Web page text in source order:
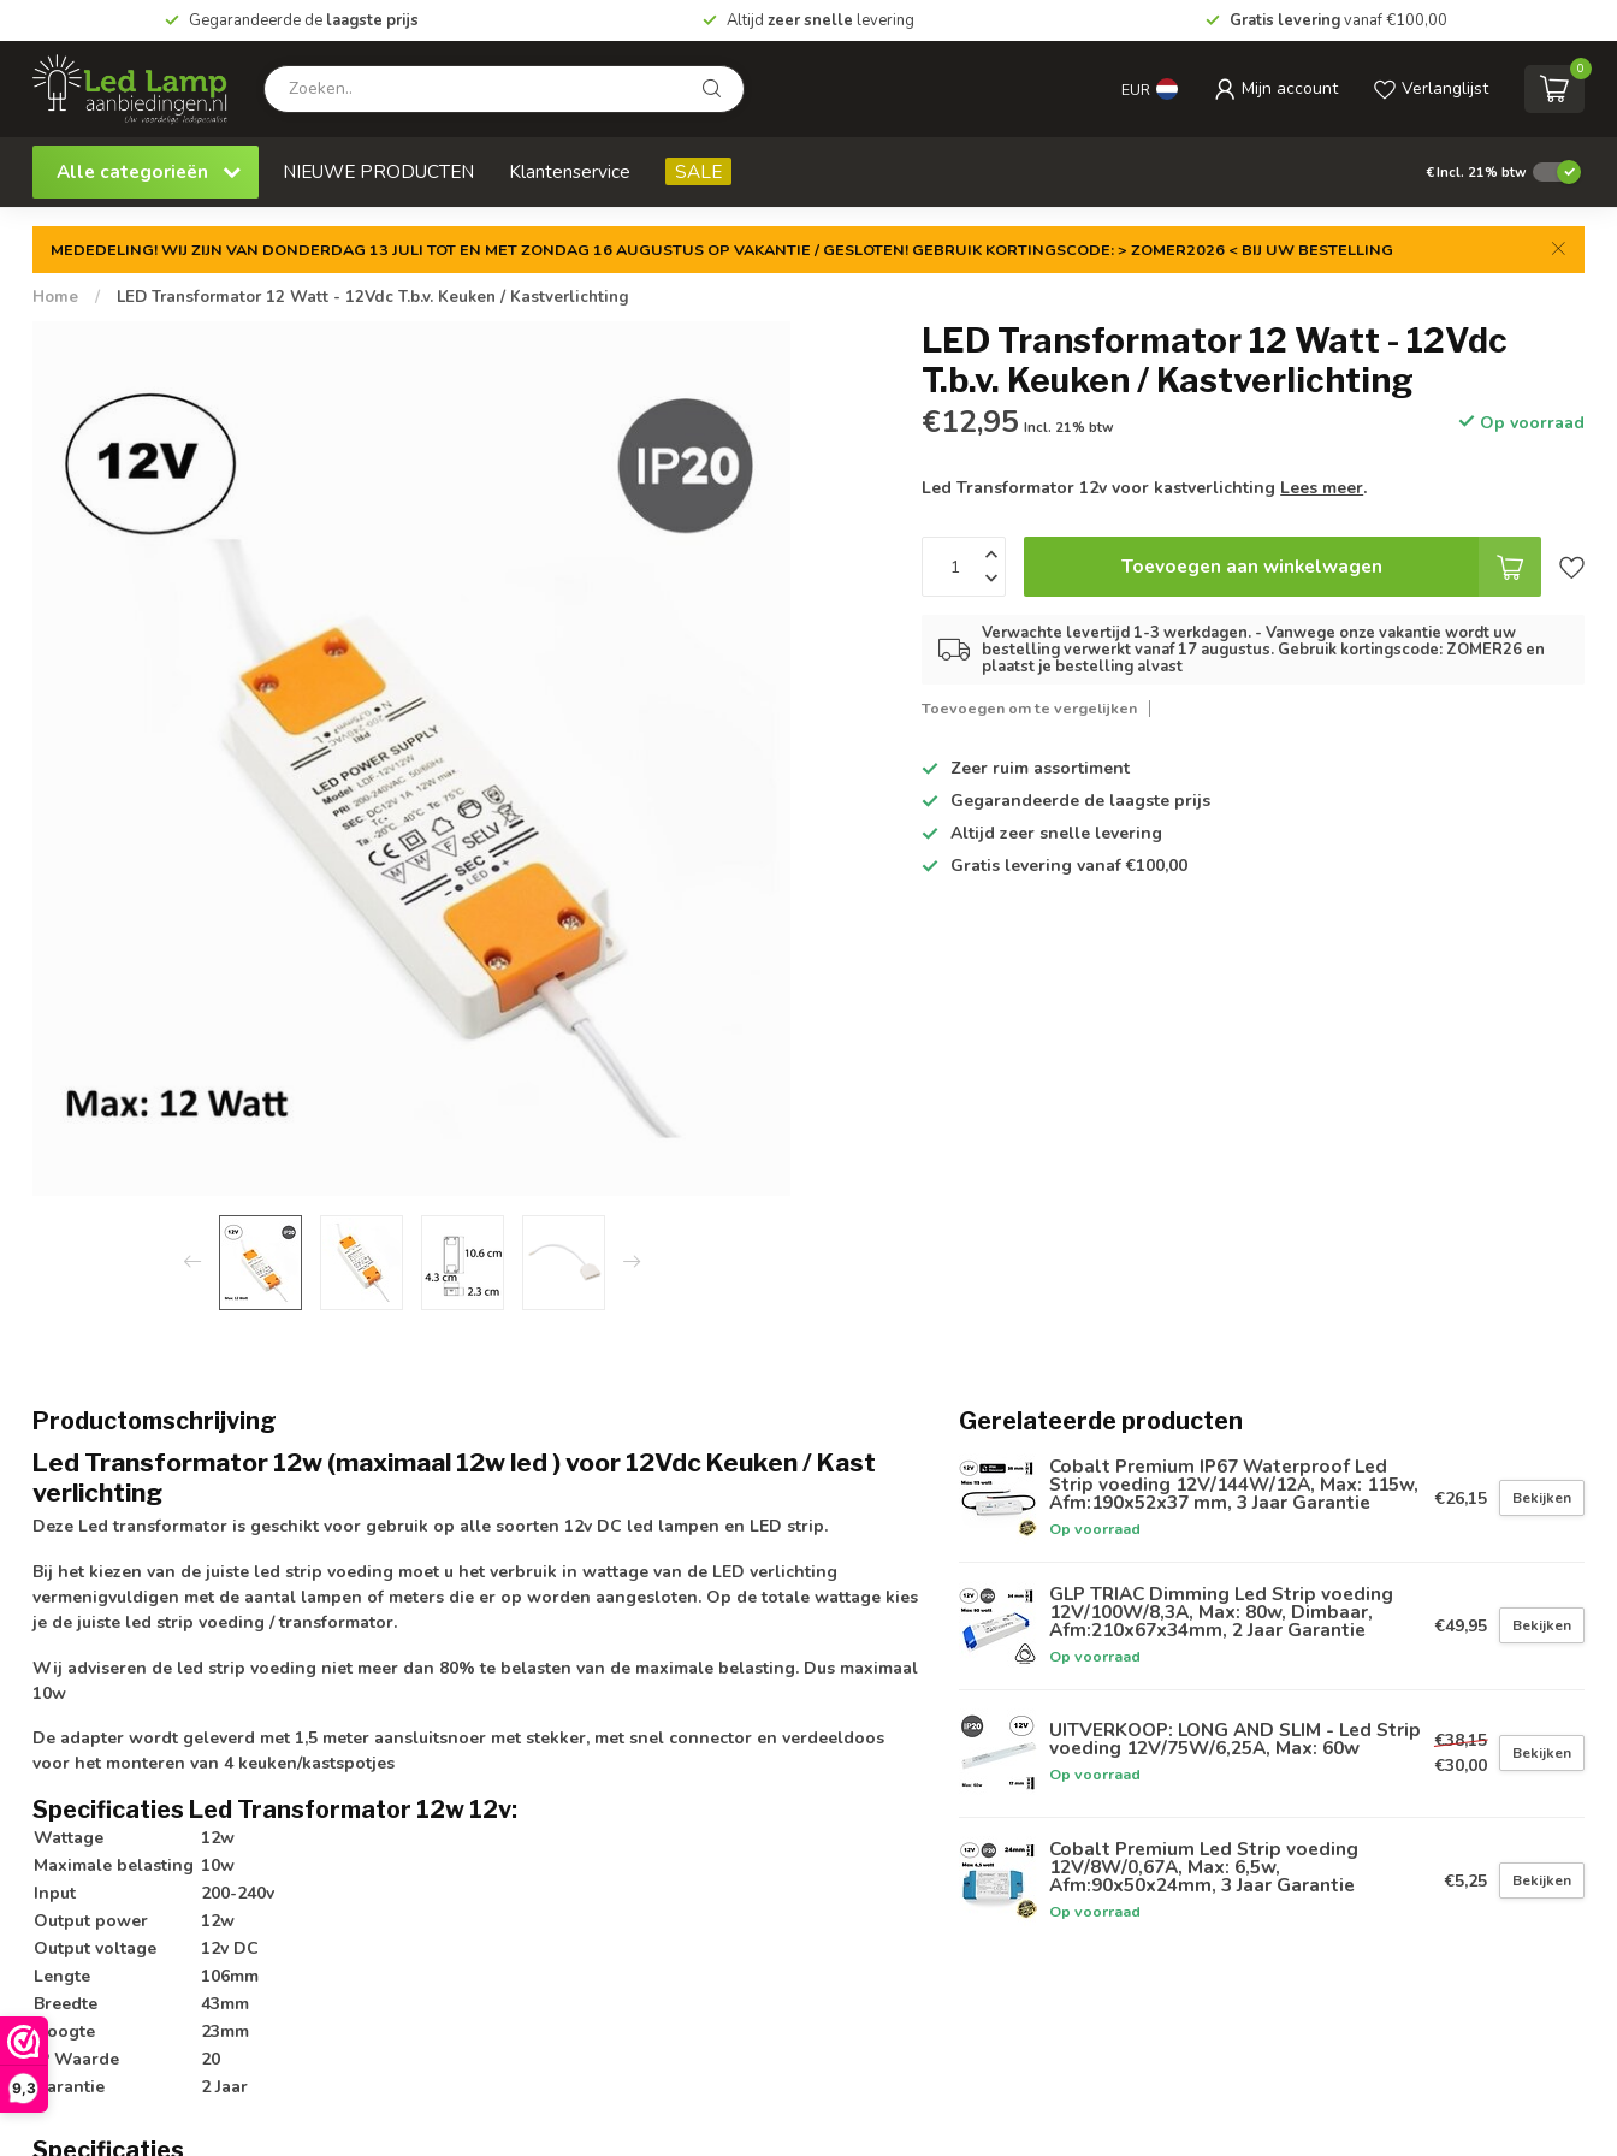
9,3
Gegarandeerde de laagste prijs Altijd zeer snelle levering Gratis leveringvanaf €100,00
EUR Mijn account Verlanglijst
0
Alle categorieën NIEUWE PRODUCTEN Klantenservice SALE €Incl. 21% btw
MEDEDELING! WIJ ZIJN VAN DONDERDAG 13 JULI TOT EN MET ZONDAG 16 AUGUSTUS OP VAKANTIE / GESLOTEN! GEBRUIK KORTINGSCODE: > ZOMER2026 < BIJ UW BESTELLING
Home / LED Transformator 12 Watt - 12Vdc T.b.v. Keuken / Kastverlichting
LED Transformator 12 Watt - 12Vdc
T.b.v. Keuken / Kastverlichting
€12,95 Incl. 21% btw Op voorraad
Led Transformator 12v voor kastverlichting Lees meer.
Toevoegen aan winkelwagen
Verwachte levertijd 1-3 werkdagen. - Vanwege onze vakantie wordt uw
bestelling verwerkt vanaf 17 augustus. Gebruik kortingscode: ZOMER26 en
plaatst je bestelling alvast
Toevoegen om te vergelijken
Zeer ruim assortiment
Gegarandeerde de laagste prijs
Altijdzeer snelle levering
Gratis levering vanaf €100,00
Productomschrijving
Led Transformator 12w (maximaal 12w led ) voor 12Vdc Keuken / Kast
verlichting
Deze Led transformator is geschikt voor gebruik op alle soorten 12v DC led lampen en LED strip.
Bij het kiezen van de juiste led strip voeding moet u het verbruik in wattage van de LED verlichting
vermenigvuldigen met de aantal lampen of meters die er op worden aangesloten. Op de totale wattage kies
je de juiste led strip voeding / transformator.
Wij adviseren de led strip voeding niet meer dan 80% te belasten van de maximale belasting. Dus maximaal
10w
De adapter wordt geleverd met 1,5 meter aansluitsnoer met stekker, met snel connector en verdeeldoos
voor het monteren van 4 keuken/kastspotjes
Specificaties Led Transformator 12w 12v:
Wattage
12w
Maximale belasting 10w
Input
200-240v
Output power
12w
Output voltage
12v DC
Lengte
106mm
Breedte
43mm
Hoogte
23mm
IP Waarde
20
Garantie
2 Jaar
Specificaties
Gerelateerde producten
Cobalt Premium IP67 Waterproof Led
Strip voeding 12V/144W/12A, Max: 115w,
Afm:190x52x37 mm, 3 Jaar Garantie
Op voorraad
€26,15 Bekijken
GLP TRIAC Dimming Led Strip voeding
12V/100W/8,3A, Max: 80w, Dimbaar,
Afm:210x67x34mm, 2 Jaar Garantie
Op voorraad
€49,95 Bekijken
UITVERKOOP: LONG AND SLIM - Led Strip
voeding 12V/75W/6,25A, Max: 60w
Op voorraad
€38,15
€30,00
Bekijken
Cobalt Premium Led Strip voeding
12V/8W/0,67A, Max: 6,5w,
Afm:90x50x24mm, 3 Jaar Garantie
Op voorraad
€5,25 Bekijken